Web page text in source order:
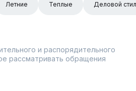
Летние Теплые Деловой
и распорядительного
рассматривать обращения